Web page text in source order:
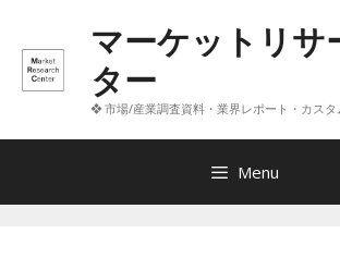
へ
マーケットリサ
ター
❖ 市場/産業調査資料・業界レポート・カスタ
Menu